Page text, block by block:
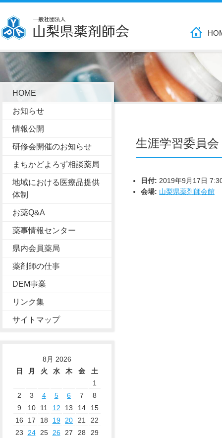
HOME
お知らせ
情報公開
研修会開催のお知らせ
まちかどよろず相談薬局
地域における医療品提供
体制
お薬Q&A
薬事情報センター
県内会員薬局
薬剤師の仕事
DEM事業
リンク集
サイトマップ
8月 2026
日
月 火 水 木 金
土
1
2
3 4 5 6 7
8
9
10 11 12 13 14
15
16
17 18 19 20 21
22
23
24 25 26 27 28
29
生涯学習委員会
日付: 2019年9月17日
会場: 山梨県薬剤師会館